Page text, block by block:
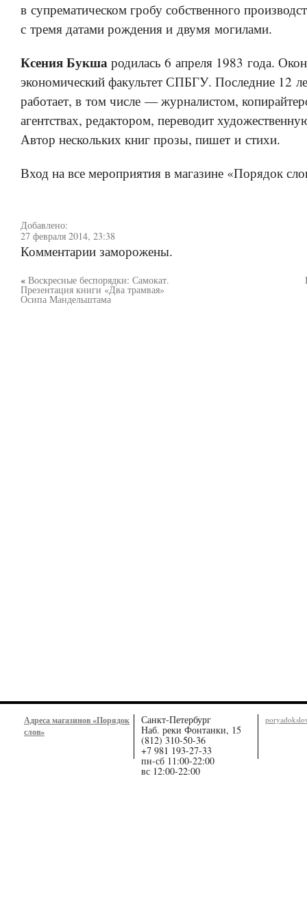
в супрематическом гробу собственного
с тремя датами рождения и двумя могилами.
Ксения Букша родилась 6 апреля 1983 года.
экономический факультет СПБГУ. Последние 12
работает, в том числе — журналистом,
агентствах, редактором, переводит
Автор нескольких книг прозы, пишет и стихи.
Вход на все мероприятия в магазине «Порядок
Добавлено:
27 февраля 2014, 23:38
Комментарии заморожены.
« Воскресные беспорядки: Самокат.
Презентация книги «Два трамвая»
Осипа Мандельштама
Адреса магазинов «Порядок
слов»
Санкт-Петербург
Наб. реки Фонтанки, 15
(812) 310-50-36
+7 981 193-27-33
пн-сб 11:00-22:00
вс 12:00-22:00